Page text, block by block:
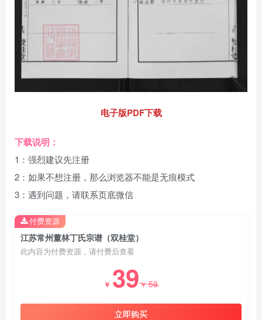
电子版PDF下载
下载说明：
1：强烈建议先注册
2：如果不想注册，那么浏览器不能是无痕模式
3：遇到问题，请联系页底微信
江苏常州董林丁氏宗谱（双桂堂）
此内容为付费资源，请付费后查看
￥ 39￥59
立即购买
付费资源